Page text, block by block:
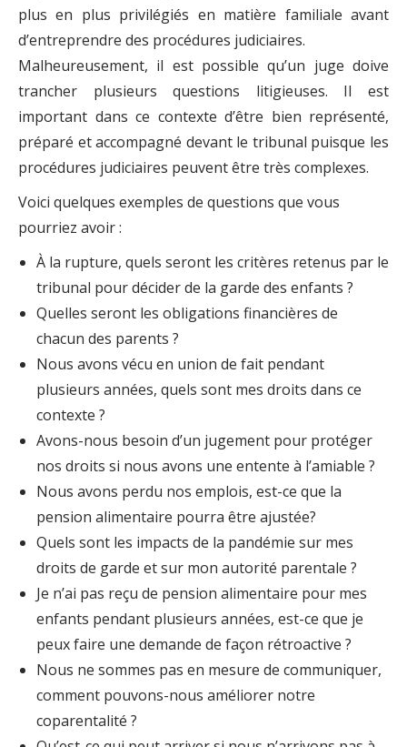
plus en plus privilégiés en matière familiale avant
d’entreprendre des procédures judiciaires.
Malheureusement, il est possible qu’un juge doive
trancher plusieurs questions litigieuses. Il est
important dans ce contexte d’être bien représenté,
préparé et accompagné devant le tribunal puisque les
procédures judiciaires peuvent être très complexes.
Voici quelques exemples de questions que vous
pourriez avoir :
À la rupture, quels seront les critères retenus par le
tribunal pour décider de la garde des enfants ?
Quelles seront les obligations financières de
chacun des parents ?
Nous avons vécu en union de fait pendant
plusieurs années, quels sont mes droits dans ce
contexte ?
Avons-nous besoin d’un jugement pour protéger
nos droits si nous avons une entente à l’amiable ?
Nous avons perdu nos emplois, est-ce que la
pension alimentaire pourra être ajustée?
Quels sont les impacts de la pandémie sur mes
droits de garde et sur mon autorité parentale ?
Je n’ai pas reçu de pension alimentaire pour mes
enfants pendant plusieurs années, est-ce que je
peux faire une demande de façon rétroactive ?
Nous ne sommes pas en mesure de communiquer,
comment pouvons-nous améliorer notre
coparentalité ?